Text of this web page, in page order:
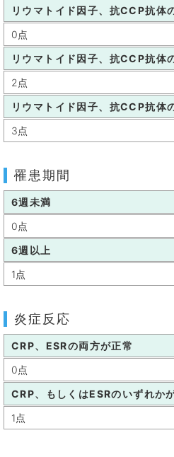
リウマトイド因子、抗CCP抗体
0点
リウマトイド因子、抗CCP抗体
2点
リウマトイド因子、抗CCP抗体
3点
罹患期間
6週未満
0点
6週以上
1点
炎症反応
CRP、ESRの両方が正常
0点
CRP、もしくはESRのいずれか
1点